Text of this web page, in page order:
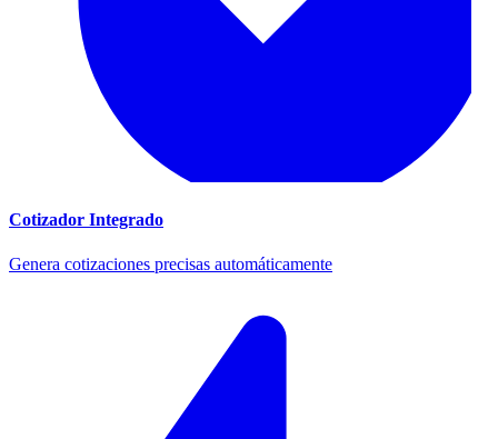
Cotizador Integrado
Genera cotizaciones precisas automáticamente